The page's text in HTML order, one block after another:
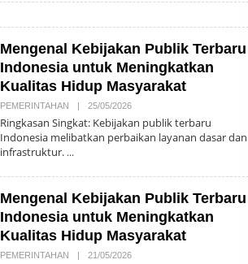
I
Mengenal Kebijakan Publik Terbaru
Indonesia untuk Meningkatkan
Kualitas Hidup Masyarakat
PEMERINTAHAN | 25/05/2026O
E
H
K
I
Ringkasan Singkat: Kebijakan publik terbaru
Indonesia melibatkan perbaikan layanan dasar dan
infrastruktur.
Mengenal Kebijakan Publik Terbaru
Indonesia untuk Meningkatkan
Kualitas Hidup Masyarakat
PEMERINTAHAN | 21/05/2026O